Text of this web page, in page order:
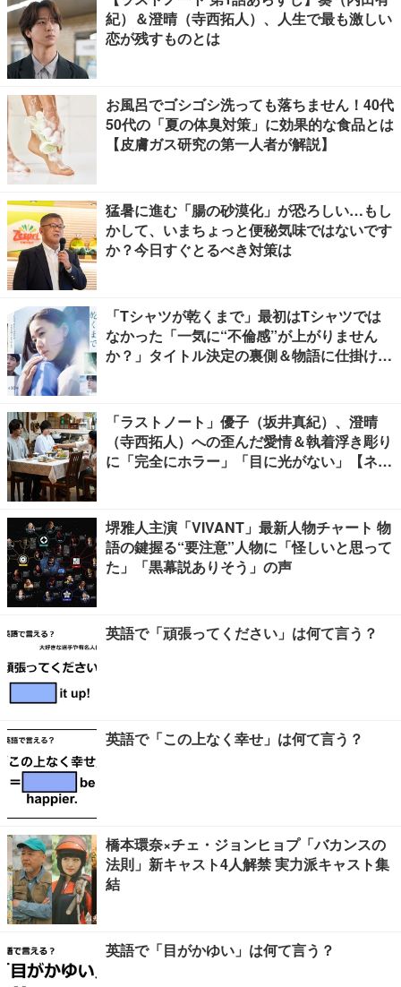
紀）＆澄晴（寺西拓人）、人生で最も激しい
恋が残すものとは
お風呂でゴシゴシ洗っても落ちません！40代
50代の「夏の体臭対策」に効果的な食品とは
【皮膚ガス研究の第一人者が解説】
猛暑に進む「腸の砂漠化」が恐ろしい…もし
かして、いまちょっと便秘気味ではないです
か？今日すぐとるべき対策は
「Tシャツが乾くまで」最初はTシャツでは
なかった「一気に“不倫感”が上がりません
か？」タイトル決定の裏側＆物語に仕掛けた
「ラストノート」優子（坂井真紀）、澄晴
（寺西拓人）への歪んだ愛情＆執着浮き彫り
に「完全にホラー」「目に光がない」【ネタ
堺雅人主演「VIVANT」最新人物チャート 物
語の鍵握る“要注意”人物に「怪しいと思って
た」「黒幕説ありそう」の声
英語で「頑張ってください」は何て言う？
英語で「この上なく幸せ」は何て言う？
橋本環奈×チェ・ジョンヒョプ「バカンスの
法則」新キャスト4人解禁 実力派キャスト集
結
英語で「目がかゆい」は何て言う？